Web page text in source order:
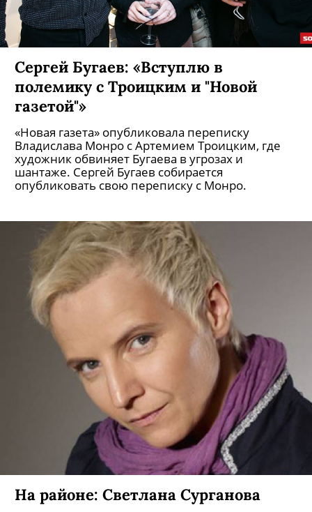
Сергей Бугаев: «Вступлю в
полемику с Троицким и "Новой
газетой"»
«Новая газета» опубликовала переписку
Владислава Монро с Артемием Троицким, где
художник обвиняет Бугаева в угрозах и
шантаже. Сергей Бугаев собирается
опубликовать свою переписку с Монро.
На районе: Светлана Сурганова